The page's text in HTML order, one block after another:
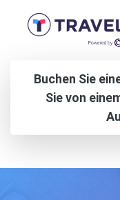
Buchen Sie
Sie von